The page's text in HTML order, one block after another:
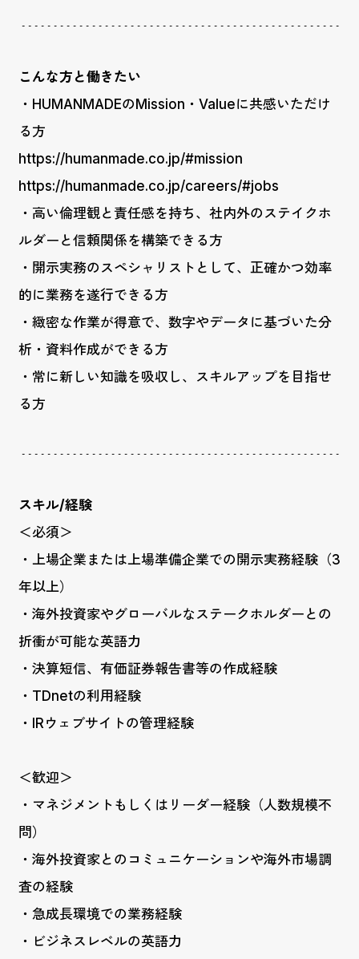
こんな方と働きたい
・HUMANMADEのMission・Valueに共感いただけ
る方
https://humanmade.co.jp/#mission
https://humanmade.co.jp/careers/#jobs
・高い倫理観と責任感を持ち、社内外のステイクホ
ルダーと信頼関係を構築できる方
・開示実務のスペシャリストとして、正確かつ効率
的に業務を遂行できる方
・緻密な作業が得意で、数字やデータに基づいた分
析・資料作成ができる方
・常に新しい知識を吸収し、スキルアップを目指せ
る方
スキル/経験
＜必須＞
・上場企業または上場準備企業での開示実務経験（3
年以上）
・海外投資家やグローバルなステークホルダーとの
折衝が可能な英語力
・決算短信、有価証券報告書等の作成経験
・TDnetの利用経験
・IRウェブサイトの管理経験
＜歓迎＞
・マネジメントもしくはリーダー経験（人数規模不
問）
・海外投資家とのコミュニケーションや海外市場調
査の経験
・急成長環境での業務経験
・ビジネスレベルの英語力